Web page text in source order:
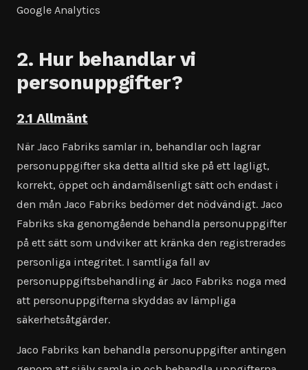
Google Analytics
2. Hur behandlar vi
personuppgifter?
2.1 Allmänt
När Jaco Fabriks samlar in, behandlar och lagrar
personuppgifter ska detta alltid ske på ett lagligt,
korrekt, öppet och ändamålsenligt sätt och endast i
den mån Jaco Fabriks bedömer det nödvändigt. Jaco
Fabriks ska genomgående behandla personuppgifter
på ett sätt som undviker att kränka den registrerades
personliga integritet. I samtliga fall av
personuppgiftsbehandling är Jaco Fabriks noga med
att personuppgifterna skyddas av lämpliga
säkerhetsåtgärder.
Jaco Fabriks kan behandla personuppgifter antingen